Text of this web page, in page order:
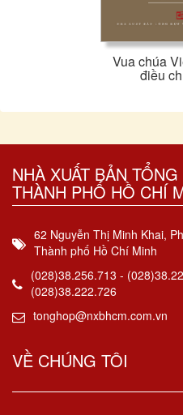
Vua chúa
điều
NHÀ XUẤT BẢN
THÀNH PHỐ HỒ CHÍ
62 Nguyễn Thị Minh Khai,
Thành phố Hồ Chí Minh
(028)38.256.713 -
(028)38.222.726
tonghop@nxbhcm.com.vn
VỀ CHÚNG TÔI